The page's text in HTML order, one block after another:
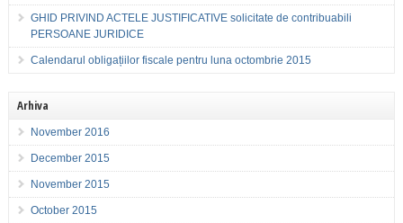
GHID PRIVIND ACTELE JUSTIFICATIVE solicitate de contribuabili
PERSOANE JURIDICE
Calendarul obligațiilor fiscale pentru luna octombrie 2015
Arhiva
November 2016
December 2015
November 2015
October 2015